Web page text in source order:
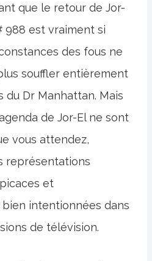
que le retour de Jor-
988 est vraiment si
des fous ne
souffler entièrement
du Dr Manhattan. Mais
de Jor-El ne sont
vous attendez,
représentations
et
intentionnées dans
de télévision.